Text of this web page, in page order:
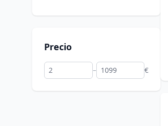
Precio
– €